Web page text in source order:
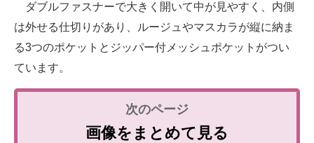
ダブルファスナーで大きく開いて中が見やすく、内側
は外せる仕切りがあり、ルージュやマスカラが縦に納ま
る3つのポケットとジッパー付メッシュポケットがつい
ています。
画像をまとめて見る